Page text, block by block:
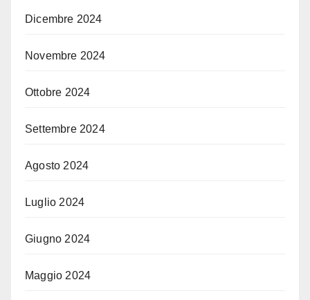
Dicembre 2024
Novembre 2024
Ottobre 2024
Settembre 2024
Agosto 2024
Luglio 2024
Giugno 2024
Maggio 2024